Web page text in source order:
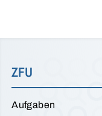
ZFU
Aufgaben